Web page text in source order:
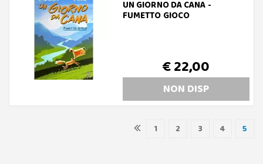
UN GIORNO DA CANA -
FUMETTO GIOCO
€ 22,00
NON DISP
1 2 3 4 5